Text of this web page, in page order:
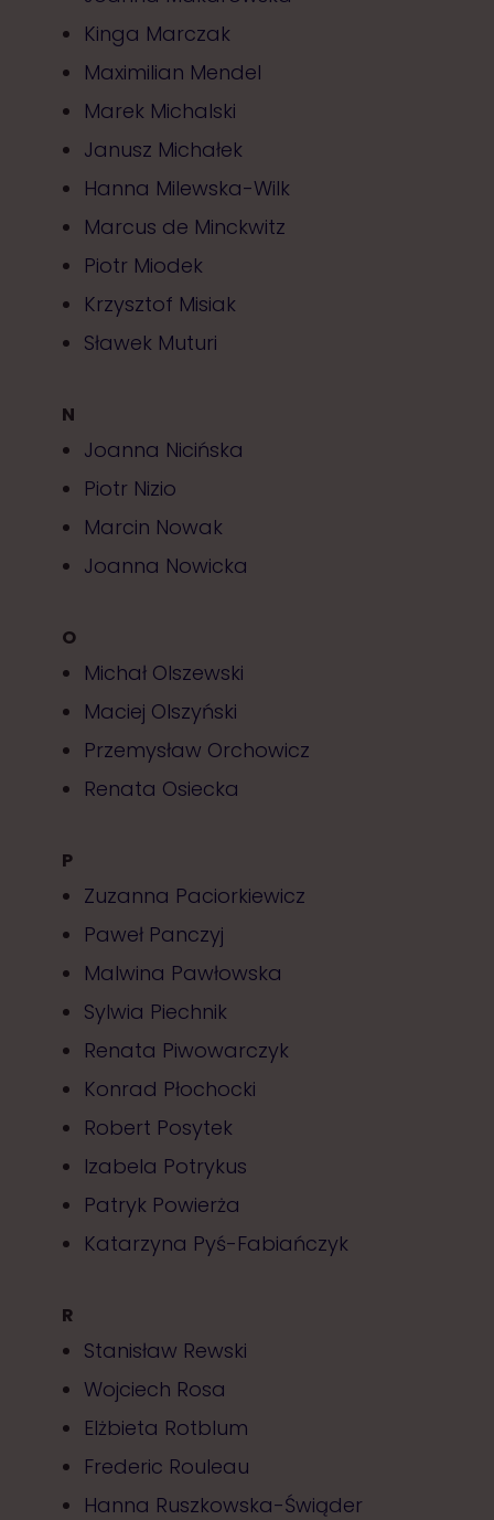
Kinga Marczak
Maximilian Mendel
Marek Michalski
Janusz Michałek
Hanna Milewska-Wilk
Marcus de Minckwitz
Piotr Miodek
Krzysztof Misiak
Sławek Muturi
N
Joanna Nicińska
Piotr Nizio
Marcin Nowak
Joanna Nowicka
O
Michał Olszewski
Maciej Olszyński
Przemysław Orchowicz
Renata Osiecka
P
Zuzanna Paciorkiewicz
Paweł Panczyj
Malwina Pawłowska
Sylwia Piechnik
Renata Piwowarczyk
Konrad Płochocki
Robert Posytek
Izabela Potrykus
Patryk Powierża
Katarzyna Pyś-Fabiańczyk
R
Stanisław Rewski
Wojciech Rosa
Elżbieta Rotblum
Frederic Rouleau
Hanna Ruszkowska-Świąder